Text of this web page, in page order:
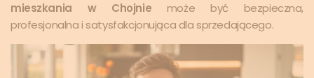
mieszkania w Chojnie może być bezpieczna,
profesjonalna i satysfakcjonująca dla sprzedającego.